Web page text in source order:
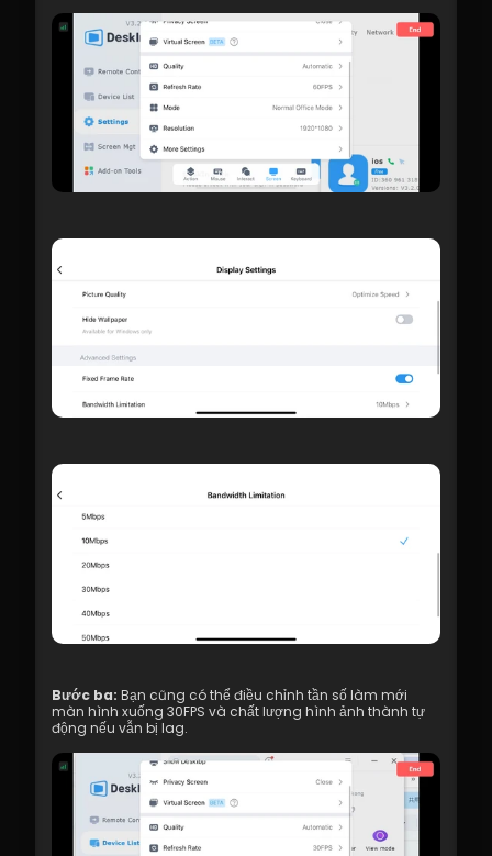
Bước ba: Bạn cũng có thể điều chỉnh tần số làm mới
màn hình xuống 30FPS và chất lượng hình ảnh thành tự
động nếu vẫn bị lag.